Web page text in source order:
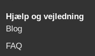
Hjælp og vejledning
Blog
FAQ